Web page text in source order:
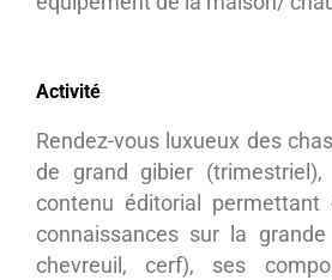
Activité
Rendez-vous luxueux des
de grand gibier
contenu éditorial permettant
connaissances sur la
chevreuil, cerf), ses